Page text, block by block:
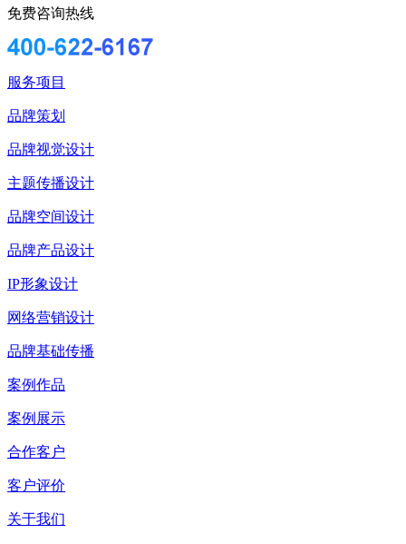
免费咨询热线
服务项目
品牌策划
品牌视觉设计
主题传播设计
品牌空间设计
品牌产品设计
IP形象设计
网络营销设计
品牌基础传播
案例作品
案例展示
合作客户
客户评价
关于我们